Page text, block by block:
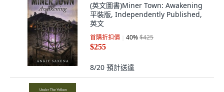
(英文圖書)Miner Town: Awakening
平裝版, Independently Published,
英文
首購折扣價 40%$425
$255
8/20 預計送達